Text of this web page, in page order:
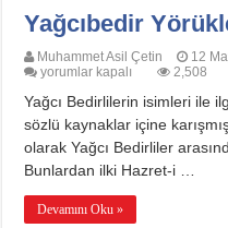
Yağcıbedir
Muhammet Asil Çetin 12
Yağcıbedir
Tarihi
için
yorumlar kapalı 2,508
Yağcı Bedirlilerin isimleri ile
sözlü kaynaklar içine
olarak Yağcı Bedirliler
Bunlardan ilki Hazret-i …
Devamını Oku »